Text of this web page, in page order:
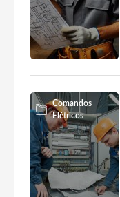
Comandos
Elétricos